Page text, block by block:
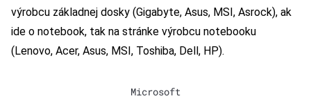
výrobcu základnej dosky (Gigabyte, Asus, MSI, Asrock), ak
ide o notebook, tak na stránke výrobcu notebooku
(Lenovo, Acer, Asus, MSI, Toshiba, Dell, HP).
Microsoft